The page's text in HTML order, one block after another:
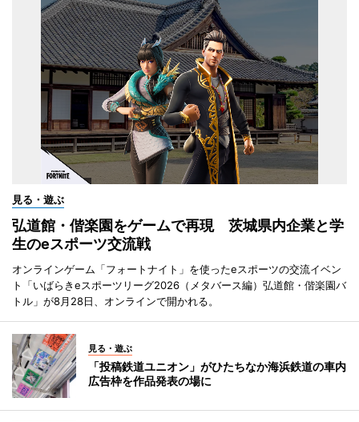
見る・遊ぶ
弘道館・偕楽園をゲームで再現 茨城県内企業と学
生のeスポーツ交流戦
オンラインゲーム「フォートナイト」を使ったeスポーツの交流イベン
ト「いばらきeスポーツリーグ2026（メタバース編）弘道館・偕楽園バ
トル」が8月28日、オンラインで開かれる。
見る・遊ぶ
「投稿鉄道ユニオン」がひたちなか海浜鉄道の車内
広告枠を作品発表の場に